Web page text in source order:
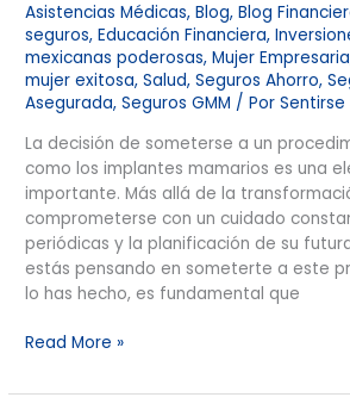
Asistencias Médicas,Blog,Blog
seguros,Educación Financiera,
mexicanas poderosas,Mujer Empresaria
mujer exitosa,Salud,Seguros Ahorro,
Asegurada,Seguros GMM / PorSentirse
La decisión de someterse a un
como los implantes mamarios es una
importante. Más allá de la
comprometerse con un cuidado
periódicas y la planificación de su
estás pensando en someterte a este
lo has hecho, es fundamental que
Read More »